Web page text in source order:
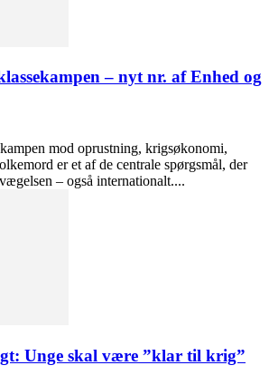
– nyt nr. af Enhed og
mod oprustning, krigsøkonomi,
er et af de centrale spørgsmål, der
– også internationalt....
Unge skal være ”klar til krig”